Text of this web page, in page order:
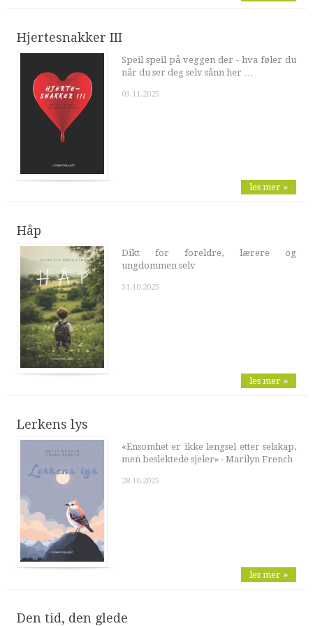
Hjertesnakker III
Speil speil på veggen der - hva føler du
når du ser deg selv sånn her …
03.11.2025
les mer »
Håp
Dikt for foreldre, lærere og
ungdommen selv
31.10.2025
les mer »
Lerkens lys
«Ensomhet er ikke lengsel etter selskap,
men beslektede sjeler» - Marilyn French
28.10.2025
les mer »
Den tid, den glede